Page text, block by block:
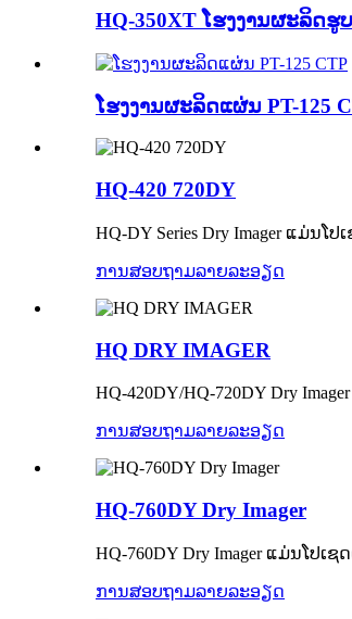
HQ-350XT ໂຮງງານຜະລິດຮູບ
ໂຮງງານຜະລິດແຜ່ນ PT-125
HQ-420 720DY
HQ-DY Series Dry Imager ແມ່
ການສອບຖາມລາຍລະອຽດ
HQ DRY IMAGER
HQ-420DY/HQ-720DY Dry
ການສອບຖາມລາຍລະອຽດ
HQ-760DY Dry ​​Imager
HQ-760DY Dry ​​Imager ແມ່ນໂປເ
ການສອບຖາມລາຍລະອຽດ